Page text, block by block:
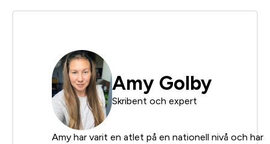
Amy Golby
Skribent och expert
Amy har varit en atlet på en nationell nivå och har